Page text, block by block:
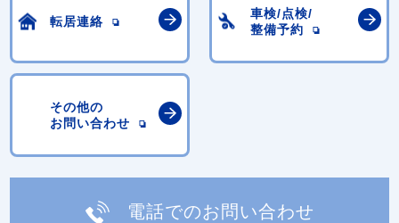
転居連絡
車検/点検/
整備予約
その他の
お問い合わせ
電話でのお問い合わせ